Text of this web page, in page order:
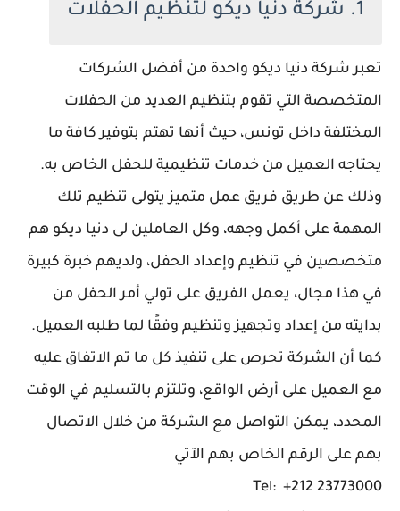
1. شركة دنيا ديكو لتنظيم الحفلات
تعبر شركة دنيا ديكو واحدة من أفضل الشركات
المتخصصة التي تقوم بتنظيم العديد من الحفلات
المختلفة داخل تونس، حيث أنها تهتم بتوفير كافة ما
يحتاجه العميل من خدمات تنظيمية للحفل الخاص به.
وذلك عن طريق فريق عمل متميز يتولى تنظيم تلك
المهمة على أكمل وجهه، وكل العاملين لى دنيا ديكو هم
متخصصين في تنظيم وإعداد الحفل، ولديهم خبرة كبيرة
في هذا مجال، يعمل الفريق على تولي أمر الحفل من
بدايته من إعداد وتجهيز وتنظيم وفقًا لما طلبه العميل.
كما أن الشركة تحرص على تنفيذ كل ما تم الاتفاق عليه
مع العميل على أرض الواقع، وتلتزم بالتسليم في الوقت
المحدد، يمكن التواصل مع الشركة من خلال الاتصال
بهم على الرقم الخاص بهم الآتي
Tel: +212 23773000